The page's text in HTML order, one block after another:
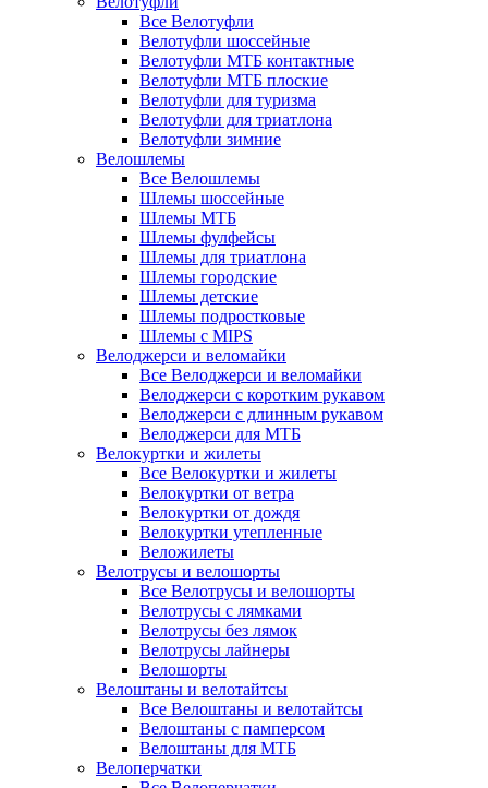
Все Велотуфли
Велотуфли шоссейные
Велотуфли МТБ контактные
Велотуфли МТБ плоские
Велотуфли для туризма
Велотуфли для триатлона
Велотуфли зимние
Велошлемы
Все Велошлемы
Шлемы шоссейные
Шлемы МТБ
Шлемы фулфейсы
Шлемы для триатлона
Шлемы городские
Шлемы детские
Шлемы подростковые
Шлемы с MIPS
Велоджерси и веломайки
Все Велоджерси и веломайки
Велоджерси с коротким рукавом
Велоджерси с длинным рукавом
Велоджерси для МТБ
Велокуртки и жилеты
Все Велокуртки и жилеты
Велокуртки от ветра
Велокуртки от дождя
Велокуртки утепленные
Веложилеты
Велотрусы и велошорты
Все Велотрусы и велошорты
Велотрусы с лямками
Велотрусы без лямок
Велотрусы лайнеры
Велошорты
Велоштаны и велотайтсы
Все Велоштаны и велотайтсы
Велоштаны с памперсом
Велоштаны для МТБ
Велоперчатки